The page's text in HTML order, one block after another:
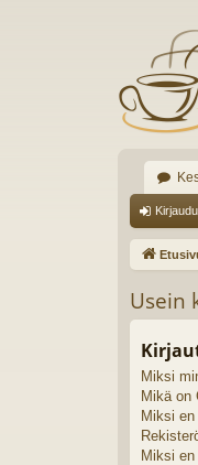
Usein
Miksi
Mikä on
Miksi
Miksi